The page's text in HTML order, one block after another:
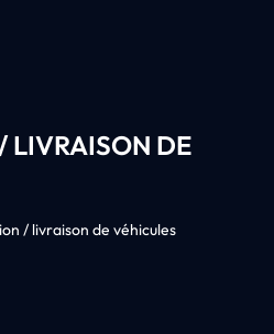
LIVRAISON DE
/ livraison de véhicules